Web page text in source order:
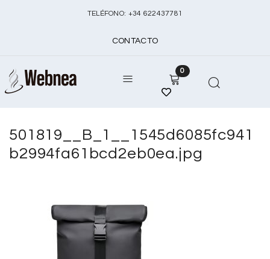
TELÉFONO: +34 622437781
CONTACTO
0
501819__B_1__1545d6085fc941
b2994fa61bcd2eb0ea.jpg